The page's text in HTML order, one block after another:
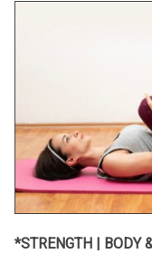
*STRENGTH |